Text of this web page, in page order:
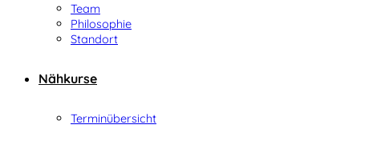
Team
Philosophie
Standort
Nähkurse
Terminübersicht